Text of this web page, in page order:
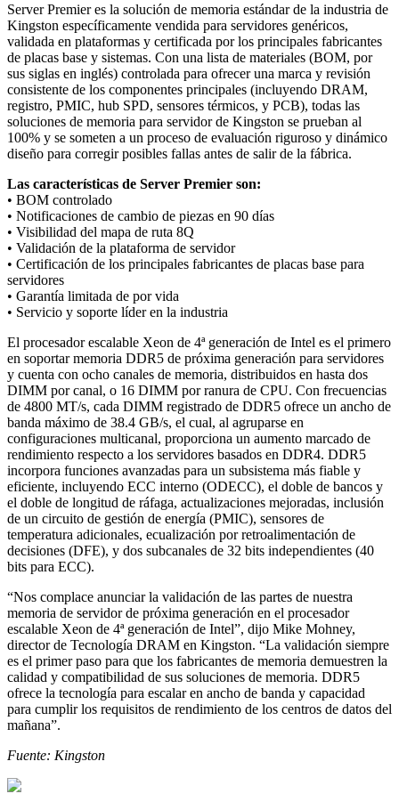
Server Premier es la solución de memoria estándar de la industria de
Kingston específicamente vendida para servidores genéricos,
validada en plataformas y certificada por los principales fabricantes
de placas base y sistemas. Con una lista de materiales (BOM, por
sus siglas en inglés) controlada para ofrecer una marca y revisión
consistente de los componentes principales (incluyendo DRAM,
registro, PMIC, hub SPD, sensores térmicos, y PCB), todas las
soluciones de memoria para servidor de Kingston se prueban al
100% y se someten a un proceso de evaluación riguroso y dinámico
diseño para corregir posibles fallas antes de salir de la fábrica.
Las características de Server Premier son:
• BOM controlado
• Notificaciones de cambio de piezas en 90 días
• Visibilidad del mapa de ruta 8Q
• Validación de la plataforma de servidor
• Certificación de los principales fabricantes de placas base para
servidores
• Garantía limitada de por vida
• Servicio y soporte líder en la industria
El procesador escalable Xeon de 4ª generación de Intel es el primero
en soportar memoria DDR5 de próxima generación para servidores
y cuenta con ocho canales de memoria, distribuidos en hasta dos
DIMM por canal, o 16 DIMM por ranura de CPU. Con frecuencias
de 4800 MT/s, cada DIMM registrado de DDR5 ofrece un ancho de
banda máximo de 38.4 GB/s, el cual, al agruparse en
configuraciones multicanal, proporciona un aumento marcado de
rendimiento respecto a los servidores basados en DDR4. DDR5
incorpora funciones avanzadas para un subsistema más fiable y
eficiente, incluyendo ECC interno (ODECC), el doble de bancos y
el doble de longitud de ráfaga, actualizaciones mejoradas, inclusión
de un circuito de gestión de energía (PMIC), sensores de
temperatura adicionales, ecualización por retroalimentación de
decisiones (DFE), y dos subcanales de 32 bits independientes (40
bits para ECC).
“Nos complace anunciar la validación de las partes de nuestra
memoria de servidor de próxima generación en el procesador
escalable Xeon de 4ª generación de Intel”, dijo Mike Mohney,
director de Tecnología DRAM en Kingston. “La validación siempre
es el primer paso para que los fabricantes de memoria demuestren la
calidad y compatibilidad de sus soluciones de memoria. DDR5
ofrece la tecnología para escalar en ancho de banda y capacidad
para cumplir los requisitos de rendimiento de los centros de datos del
mañana”.
Fuente: Kingston